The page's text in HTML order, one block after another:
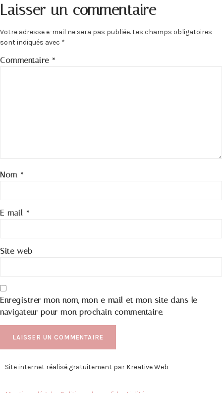
Laisser un commentaire
Votre adresse e-mail ne sera pas publiée. Les champs obligatoires
sont indiqués avec *
Commentaire *
Nom *
E-mail *
Site web
Enregistrer mon nom, mon e-mail et mon site dans le
navigateur pour mon prochain commentaire.
Site internet réalisé gratuitement par Kreative Web